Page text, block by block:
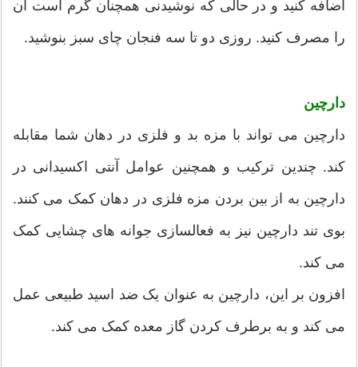
اضافه کنید و در حالی که نوشیدنی همچنان گرم است آن
را مصرف کنید. روزی دو تا سه فنجان چای سبز بنوشید.
دارچین
دارچین می تواند با مزه بد و فلزی در دهان شما مقابله
کند. چندین ترکیب و همچنین عوامل آنتی اکسیدانی در
دارچین به از بین بردن مزه فلزی در دهان کمک می کنند.
بوی تند دارچین نیز به فعالسازی جوانه های چشایی کمک
می کند.
افزون بر این، دارچین به عنوان یک ضد اسید طبیعی عمل
می کند و به برطرف کردن گاز معده کمک می کند.